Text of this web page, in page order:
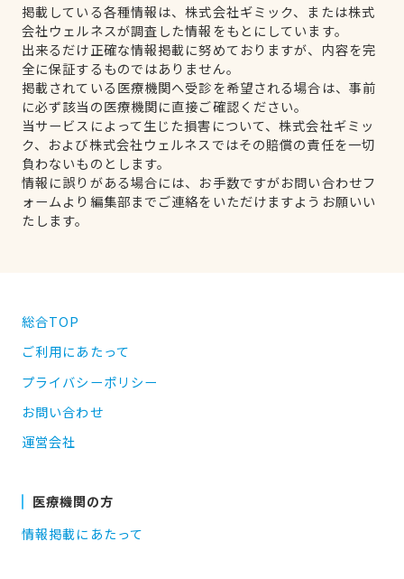
掲載している各種情報は、株式会社ギミック、または株式
会社ウェルネスが調査した情報をもとにしています。
出来るだけ正確な情報掲載に努めておりますが、内容を完
全に保証するものではありません。
掲載されている医療機関へ受診を希望される場合は、事前
に必ず該当の医療機関に直接ご確認ください。
当サービスによって生じた損害について、株式会社ギミッ
ク、および株式会社ウェルネスではその賠償の責任を一切
負わないものとします。
情報に誤りがある場合には、お手数ですがお問い合わせフ
ォームより編集部までご連絡をいただけますようお願いい
たします。
総合TOP
ご利用にあたって
プライバシーポリシー
お問い合わせ
運営会社
医療機関の方
情報掲載にあたって